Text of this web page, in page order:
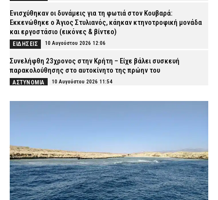
Ενισχύθηκαν οι δυνάμεις για τη φωτιά στον Κουβαρά:
Εκκενώθηκε ο Άγιος Στυλιανός, κάηκαν κτηνοτροφική μονάδα
και εργοστάσιο (εικόνες & βίντεο)
ΕΙΔΗΣΕΙΣ 10 Αυγούστου 2026 12:06
Συνελήφθη 23χρονος στην Κρήτη – Είχε βάλει συσκευή
παρακολούθησης στο αυτοκίνητο της πρώην του
ΑΣΤΥΝΟΜΙΑ 10 Αυγούστου 2026 11:54
Κατερίνη: 74χρονη ανασύρθηκε νεκρή από τη θάλασσα
ΔΙΚΑΙΟΣΥΝΗ 10 Αυγούστου 2026 11:27
Βύρωνας: Διαρρήκτες έριξαν οξύ στις κλειδαριές για να μπουν
σε διαμερίσματα (βίντεο)
ΑΣΤΥΝΟΜΙΑ 10 Αυγούστου 2026 11:15